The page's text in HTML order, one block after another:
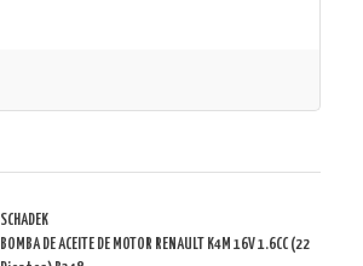
SCHADEK
BOMBA DE ACEITE DE MOTOR RENAULT K4M 16V 1.6CC (22